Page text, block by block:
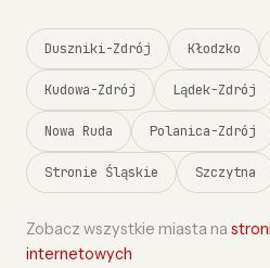
Duszniki-Zdrój Kłodzko
Kudowa-Zdrój Lądek-Zdrój
Nowa Ruda Polanica-Zdrój
Stronie Śląskie Szczytna
Zobacz wszystkie miasta na
internetowych